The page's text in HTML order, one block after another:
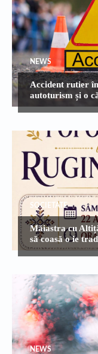
NEWS
Accident rutier
autoturism și o
SOCIETATE
Măiastra cu
să coasă o ie
NEWS